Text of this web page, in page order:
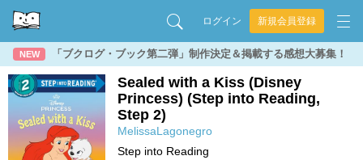
ログイン 新規会員登録
NEW 「ブクログ・ブック第二弾」制作決定＆掲載する感想大募集！
Sealed with a Kiss (Disney
Princess) (Step into Reading,
Step 2)
MelissaLagonegro
Step into Reading